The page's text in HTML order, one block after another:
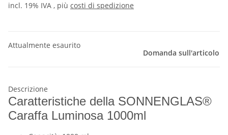
incl. 19% IVA , più costi di spedizione
Attualmente esaurito
Domanda sull'articolo
Descrizione
Caratteristiche della SONNENGLAS®
Caraffa Luminosa 1000ml